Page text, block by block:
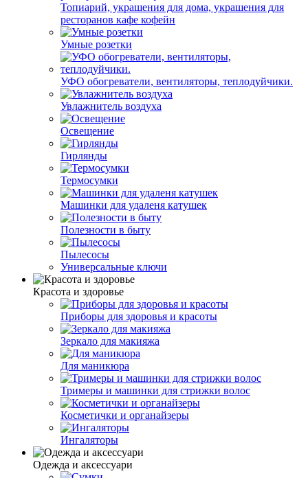
Топиарий, украшения для дома, украшения для
ресторанов кафе кофейн
Умные розетки
УФО обогреватели, вентиляторы, теплодуйчики.
Увлажнитель воздуха
Освещение
Гирлянды
Термосумки
Машинки для удаленя катушек
Полезности в быту
Пылесосы
Универсальные ключи
Красота и здоровье
Приборы для здоровья и красоты
Зеркало для макияжа
Для маникюра
Тримеры и машинки для стрижки волос
Косметички и органайзеры
Ингаляторы
Одежда и аксессуари